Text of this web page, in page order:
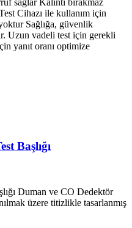
Cihazı ile kullanım için
Sağlığa, güvenlik
Uzun vadeli test için gerekli
yanıt oranı optimize
Başlığı
Duman ve CO Dedektör
üzere titizlikle tasarlanmış